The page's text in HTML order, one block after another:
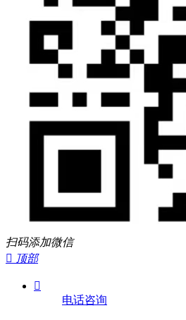
扫码添加微信
 顶部

电话咨询